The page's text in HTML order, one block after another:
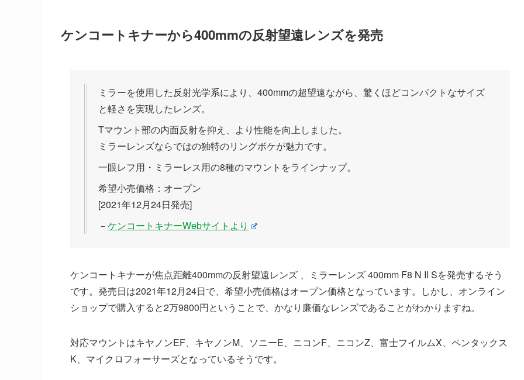
ケンコートキナーから400mmの反射望遠レンズを発売
ミラーを使用した反射光学系により、400mmの超望遠ながら、驚くほどコンパクトなサイズ
と軽さを実現したレンズ。
Tマウント部の内面反射を抑え、より性能を向上しました。
ミラーレンズならではの独特のリングボケが魅力です。
一眼レフ用・ミラーレス用の8種のマウントをラインナップ。
希望小売価格：オープン
[2021年12月24日発売]
－ケンコートキナーWebサイトより
ケンコートキナーが焦点距離400mmの反射望遠レンズ 、ミラーレンズ 400mm F8 N II Sを発売するそう
です。発売日は2021年12月24日で、希望小売価格はオープン価格となっています。しかし、オンライン
ショップで購入すると2万9800円ということで、かなり廉価なレンズであることがわかりますね。
対応マウントはキヤノンEF、キヤノンM、ソニーE、ニコンF、ニコンZ、富士フイルムX、ペンタックス
K、マイクロフォーサーズとなっているそうです。